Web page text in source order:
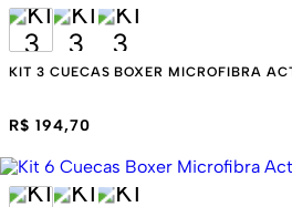
KIT 3 CUECAS BOXER MICROFIBRA
R$ 194,70